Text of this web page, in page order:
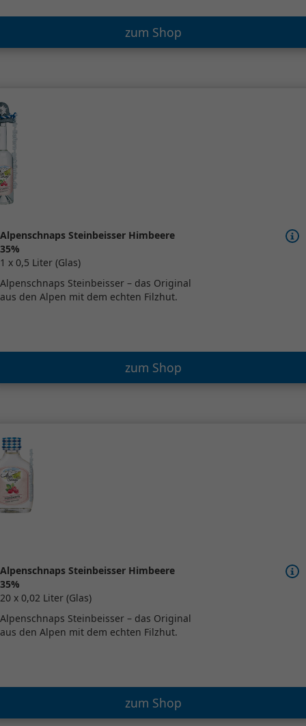
zum Shop
Alpenschnaps Steinbeisser Himbeere
35%
1 x 0,5 Liter (Glas)
Alpenschnaps Steinbeisser – das Original
aus den Alpen mit dem echten Filzhut.
zum Shop
Alpenschnaps Steinbeisser Himbeere
35%
20 x 0,02 Liter (Glas)
Alpenschnaps Steinbeisser – das Original
aus den Alpen mit dem echten Filzhut.
zum Shop